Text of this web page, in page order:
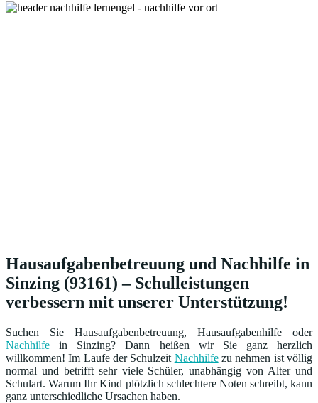
Hausaufgabenbetreuung und Nachhilfe in
Sinzing (93161) – Schulleistungen
verbessern mit unserer Unterstützung!
Suchen Sie Hausaufgabenbetreuung, Hausaufgabenhilfe oder
Nachhilfe in Sinzing? Dann heißen wir Sie ganz herzlich
willkommen! Im Laufe der Schulzeit Nachhilfezu nehmen ist völlig
normal und betrifft sehr viele Schüler, unabhängig von Alter und
Schulart. Warum Ihr Kind plötzlich schlechtere Noten schreibt, kann
ganz unterschiedliche Ursachen haben.